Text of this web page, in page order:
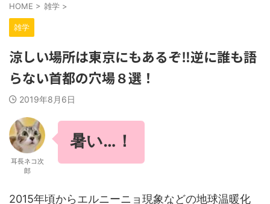
HOME > 雑学 >
雑学
涼しい場所は東京にもあるぞ‼逆に誰も語
らない首都の穴場８選！
2019年8月6日
耳長ネコ次
郎
暑い…！
2015年頃からエルニーニョ現象などの地球温暖化